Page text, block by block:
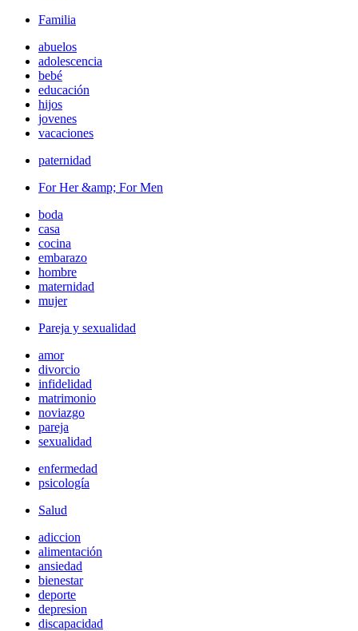
Familia
abuelos
adolescencia
bebé
educación
hijos
jovenes
vacaciones
paternidad
For Her &amp; For Men
boda
casa
cocina
embarazo
hombre
maternidad
mujer
Pareja y sexualidad
amor
divorcio
infidelidad
matrimonio
noviazgo
pareja
sexualidad
enfermedad
psicología
Salud
adiccion
alimentación
ansiedad
bienestar
deporte
depresion
discapacidad